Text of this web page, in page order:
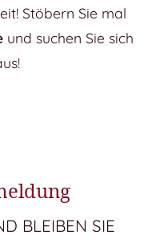
Stöbern Sie mal
und suchen Sie sich
BLEIBEN SIE